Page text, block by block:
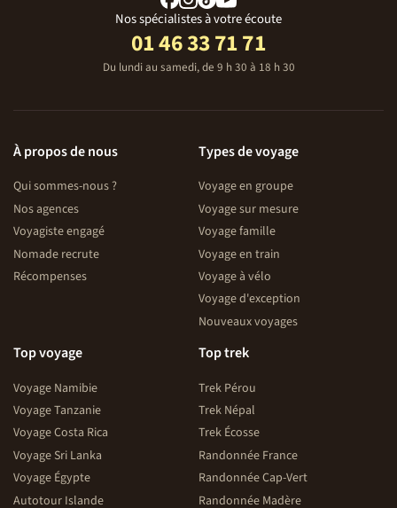
Nos spécialistes à votre écoute
01 46 33 71 71
Du lundi au samedi, de 9 h 30 à 18 h 30
À propos de nous
Qui sommes-nous ?
Nos agences
Voyagiste engagé
Nomade recrute
Récompenses
Types de voyage
Voyage en groupe
Voyage sur mesure
Voyage famille
Voyage en train
Voyage à vélo
Voyage d'exception
Nouveaux voyages
Top voyage
Voyage Namibie
Voyage Tanzanie
Voyage Costa Rica
Voyage Sri Lanka
Voyage Égypte
Autotour Islande
Top trek
Trek Pérou
Trek Népal
Trek Écosse
Randonnée France
Randonnée Cap-Vert
Randonnée Madère